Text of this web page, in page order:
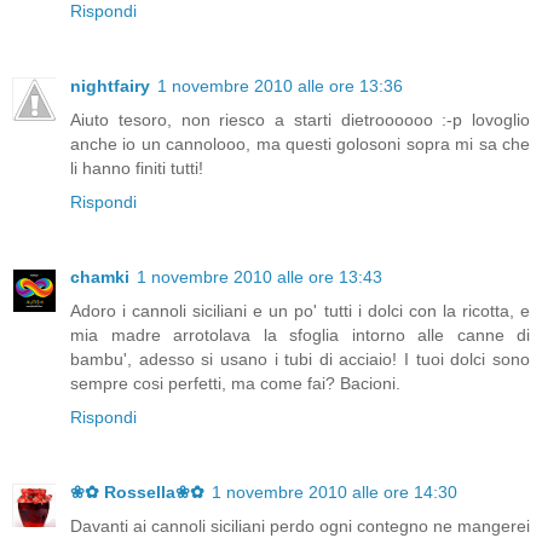
Rispondi
nightfairy 1 novembre 2010 alle ore 13:36
Aiuto tesoro, non riesco a starti dietroooooo :-p lovoglio
anche io un cannolooo, ma questi golosoni sopra mi sa che
li hanno finiti tutti!
Rispondi
chamki 1 novembre 2010 alle ore 13:43
Adoro i cannoli siciliani e un po' tutti i dolci con la ricotta, e
mia madre arrotolava la sfoglia intorno alle canne di
bambu', adesso si usano i tubi di acciaio! I tuoi dolci sono
sempre cosi perfetti, ma come fai? Bacioni.
Rispondi
❀✿ Rossella❀✿ 1 novembre 2010 alle ore 14:30
Davanti ai cannoli siciliani perdo ogni contegno ne mangerei